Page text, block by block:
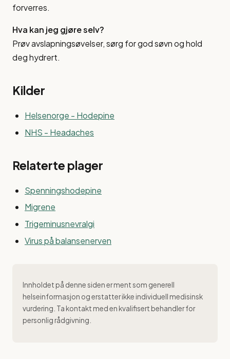
forverres.
Hva kan jeg gjøre selv?
Prøv avslapningsøvelser, sørg for god søvn og hold
deg hydrert.
Kilder
Helsenorge - Hodepine
NHS - Headaches
Relaterte plager
Spenningshodepine
Migrene
Trigeminusnevralgi
Virus på balansenerven
Innholdet på denne siden er ment som generell
helseinformasjon og erstatter ikke individuell medisinsk
vurdering. Ta kontakt med en kvalifisert behandler for
personlig rådgivning.